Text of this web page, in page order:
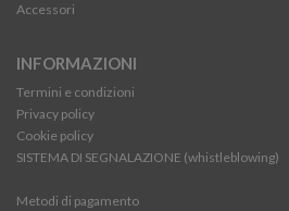
Accessori
INFORMAZIONI
Termini e condizioni
Privacy policy
Cookie policy
SISTEMA DI SEGNALAZIONE (whistleblowing)
Metodi di pagamento